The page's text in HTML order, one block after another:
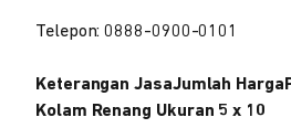
Telepon: 0888-0900-0101
Keterangan JasaJumlah
Kolam Renang Ukuran 5 x 10